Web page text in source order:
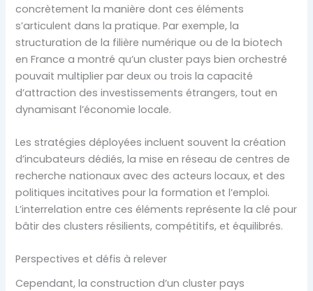
concrètement la manière dont ces éléments
s’articulent dans la pratique. Par exemple, la
structuration de la filière numérique ou de la biotech
en France a montré qu’un cluster pays bien orchestré
pouvait multiplier par deux ou trois la capacité
d’attraction des investissements étrangers, tout en
dynamisant l’économie locale.
Les stratégies déployées incluent souvent la création
d’incubateurs dédiés, la mise en réseau de centres de
recherche nationaux avec des acteurs locaux, et des
politiques incitatives pour la formation et l’emploi.
L’interrelation entre ces éléments représente la clé pour
bâtir des clusters résilients, compétitifs, et équilibrés.
Perspectives et défis à relever
Cependant, la construction d’un cluster pays